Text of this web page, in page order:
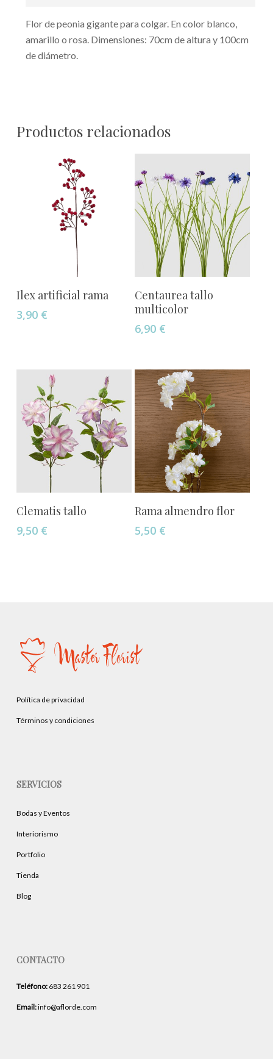
Flor de peonia gigante para colgar. En color blanco,
amarillo o rosa. Dimensiones: 70cm de altura y 100cm
de diámetro.
Productos relacionados
Añadir Al Carrito
Ilex artificial rama
3,90 €
Añadir Al Carrito
Centaurea tallo
multicolor
6,90 €
Añadir Al Carrito
Clematis tallo
9,50 €
Añadir Al Carrito
Rama almendro flor
5,50 €
Política de privacidad
Términos y condiciones
SERVICIOS
Bodas y Eventos
Interiorismo
Portfolio
Tienda
Blog
CONTACTO
Teléfono:683 261 901
Email:info@aflorde.com